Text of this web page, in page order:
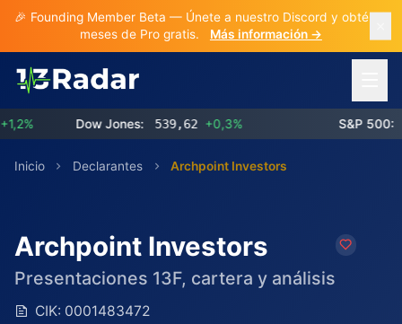
🎉 Founding Member Beta — Únete a nuestro Discord y obtén 3
meses de Pro gratis.
Más información →
Dow Jones: 539,62 +0,3% S&P 500:
Inicio Declarantes Archpoint Investors
Archpoint Investors
Presentaciones 13F, cartera y análisis
CIK: 0001483472